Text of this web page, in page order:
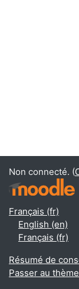
Non connecté. (
Français ‎(fr)‎
English ‎(en)‎
Français ‎(fr)‎
Résumé de
Passer au